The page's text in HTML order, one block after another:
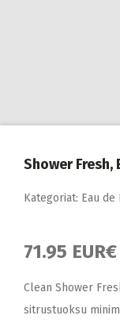
Shower Fresh,
Kategoriat: Eau de
71.95 EUR€
Clean Shower
sitrustuoksu